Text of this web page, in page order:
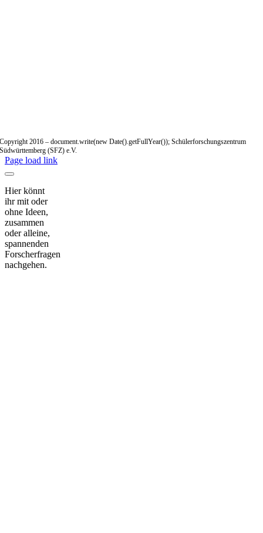
Copyright 2016 – document.write(new Date().getFullYear()); Schülerforschungszentrum
Südwürttemberg (SFZ) e.V.
Page load link
Hier könnt
ihr mit oder
ohne Ideen,
zusammen
oder alleine,
spannenden
Forscherfragen
nachgehen.